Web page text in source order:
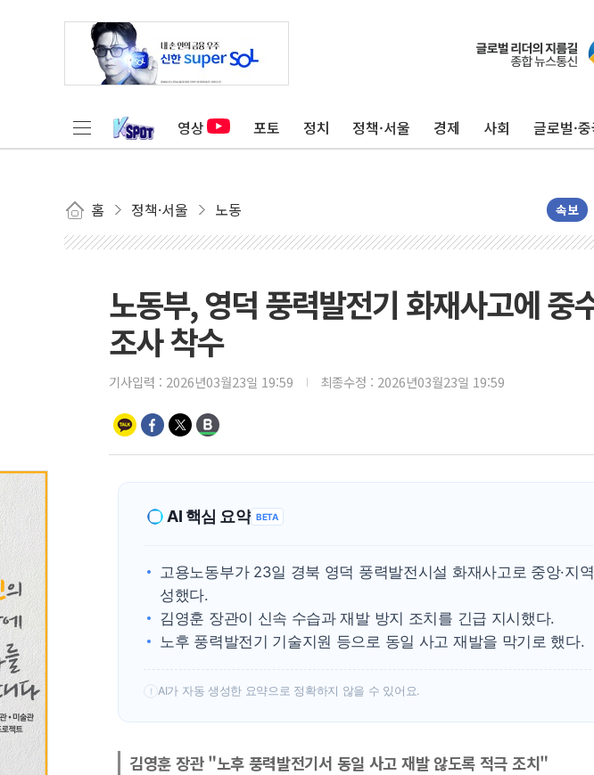
영상 포토 정치 정책·서울 경제 사회 글로벌·
홈 정책·서울 노동 속보
노동부, 영덕 풍력발전기 화재사고에
조사 착수
기사입력 : 2026년03월23일 19:59 최종수정 : 2026년03월23일 19:59
AI 핵심 요약 BETA
고용노동부가 23일 경북 영덕 풍력발전시설 화재사고로 중앙·지
성했다.
김영훈 장관이 신속 수습과 재발 방지 조치를 긴급 지시했다.
노후 풍력발전기 기술지원 등으로 동일 사고 재발을 막기로 했다.
! AI가 자동 생성한 요약으로 정확하지 않을 수 있어요.
김영훈 장관 "노후 풍력발전기서 동일 사고 재발 않도록 적극 조치"